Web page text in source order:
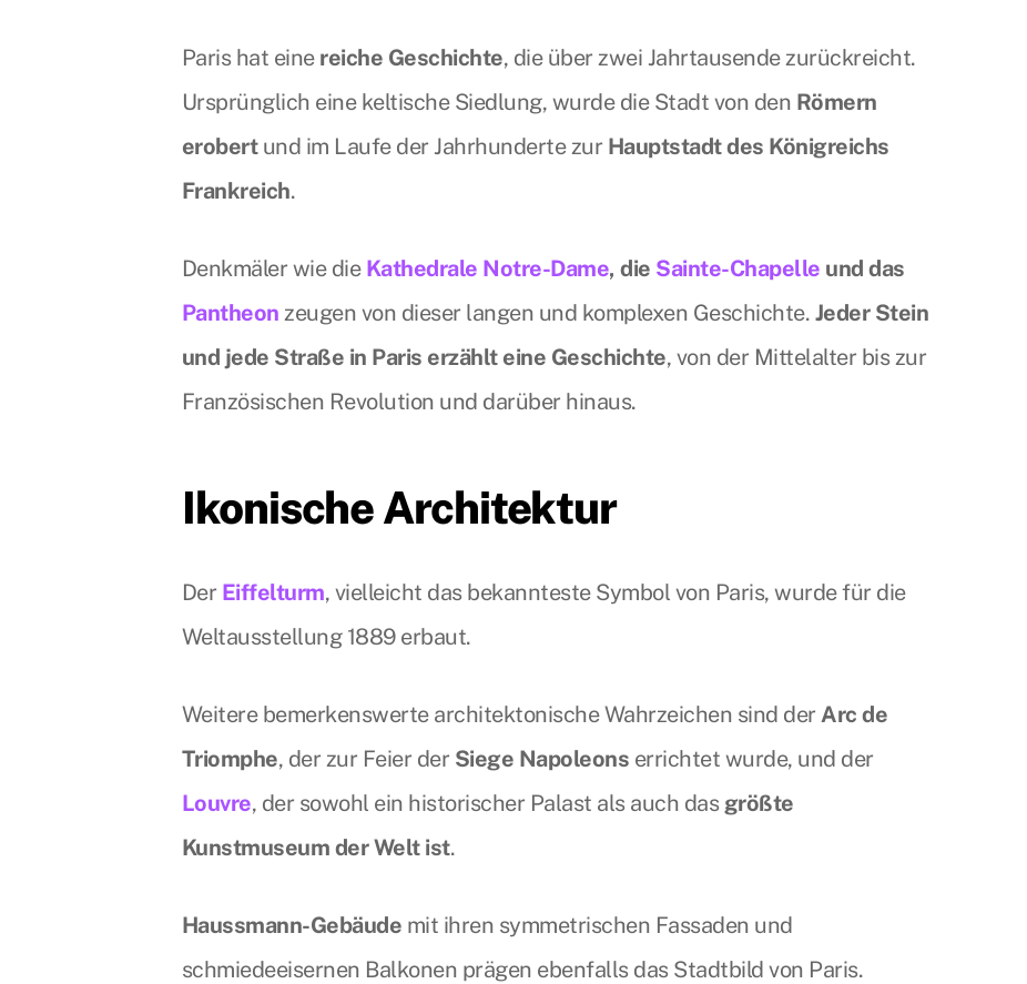
Paris hat eine reiche Geschichte, die über zwei Jahrtausende zurückreicht.
Ursprünglich eine keltische Siedlung, wurde die Stadt von den Römern
erobertund im Laufe der Jahrhunderte zur Hauptstadt des Königreichs
Frankreich.
Denkmäler wie die Kathedrale Notre-Dame, die Sainte-Chapelle und das
Pantheonzeugen von dieser langen und komplexen Geschichte. Jeder Stein
und jede Straße in Paris erzählt eine Geschichte, von der Mittelalter bis zur
Französischen Revolution und darüber hinaus.
Ikonische Architektur
Der Eiffelturm, vielleicht das bekannteste Symbol von Paris, wurde für die
Weltausstellung 1889 erbaut.
Weitere bemerkenswerte architektonische Wahrzeichen sind derArc de
Triomphe, der zur Feier der Siege Napoleons errichtet wurde, und der
Louvre, der sowohl ein historischer Palast als auch das größte
Kunstmuseum der Welt ist.
Haussmann-Gebäude mit ihren symmetrischen Fassaden und
schmiedeeisernen Balkonen prägen ebenfalls das Stadtbild von Paris.